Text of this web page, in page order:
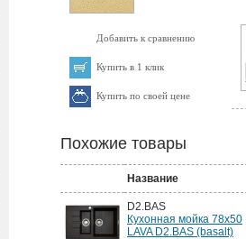
Добавить к сравнению
Купить в 1 клик
Купить по своей цене
Похожие товары
Название
D2.BAS
Кухонная мойка 78x50
LAVA D2.BAS (basalt)